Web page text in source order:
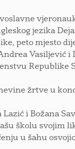
jezika
peto mjesto
Vasiljević
Republike
žrtve u
Lazić i Božana
školu svojim
u šahu